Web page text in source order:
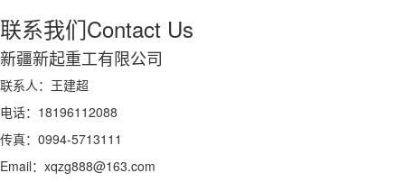
联系我们Contact Us
新疆新起重工有限公司
联系人：王建超
电话：18196112088
传真：0994-5713111
Email：xqzg888@163.com